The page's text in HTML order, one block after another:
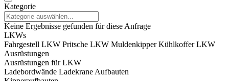
Kategorie
Keine Ergebnisse gefunden für diese Anfrage
LKWs
Fahrgestell LKW Pritsche LKW Muldenkipper Kühlkoffer LKW
Ausrüstungen
Ausrüstungen für LKW
Ladebordwände Ladekrane Aufbauten